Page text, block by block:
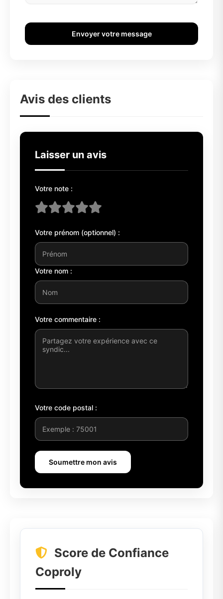
Envoyer votre message
Avis des clients
Laisser un avis
Votre note :
Votre prénom (optionnel) :
Votre nom :
Votre commentaire :
Votre code postal :
Soumettre mon avis
Score de Confiance
Coproly